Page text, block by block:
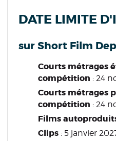
DATE LIMITE
sur Short Film
Courts métrages
compétition : 24
Courts métrages
compétition : 24
Films
Clips : 5 janvier